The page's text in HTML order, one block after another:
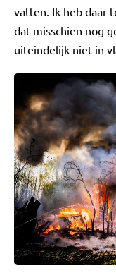
vatten. Ik heb daar
dat misschien nog
uiteindelijk niet in